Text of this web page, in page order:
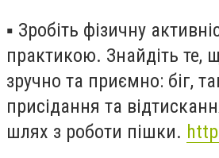
▪️ Зробіть фізичну
практикою. Знайдіть те,
зручно та приємно: біг,
присідання та
шлях з роботи пішки.